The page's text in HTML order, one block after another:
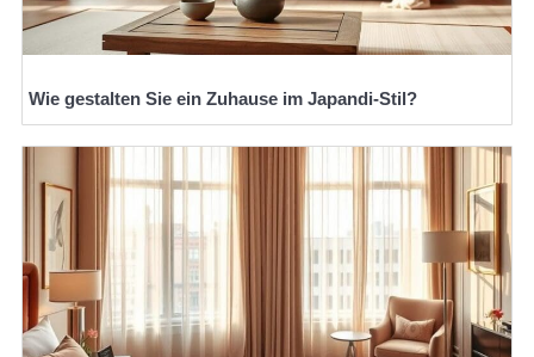
Wie gestalten Sie ein Zuhause im Japandi-Stil?